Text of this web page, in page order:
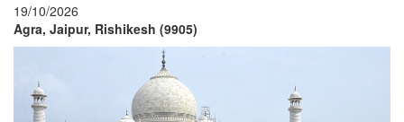
19/10/2026
Agra, Jaipur, Rishikesh (9905)